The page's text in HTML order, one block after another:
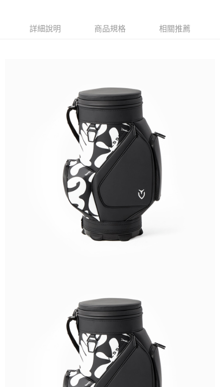
詳細說明 商品規格 相關推薦